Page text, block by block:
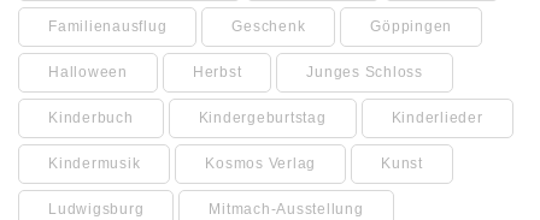
Familienausflug Geschenk Göppingen
Halloween Herbst Junges Schloss
Kinderbuch Kindergeburtstag Kinderlieder
Kindermusik Kosmos Verlag Kunst
Ludwigsburg Mitmach-Ausstellung